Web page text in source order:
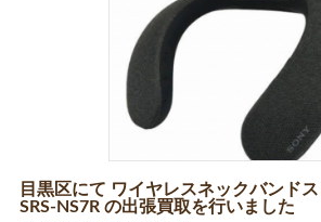
目黒区にて ワイヤレスネックバンド
SRS-NS7R の出張買取を行いました